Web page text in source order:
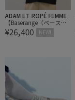
ADAM ET ROPÉ FEMME
【Baserange（ベースレ
ンジ）】別注 Pin Long S
leeves
¥26,400 NEW!